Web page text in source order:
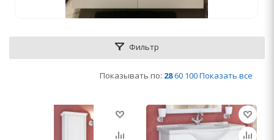
Фильтр
Показывать по: 28 60 100Показать все